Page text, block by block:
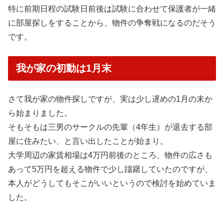
特に前期日程の試験日前後は試験に合わせて保護者が一緒
に部屋探しをすることから、物件の争奪戦になるのだそう
です。
我が家の初動は1月末
さて我が家の物件探しですが、実は少し遅めの1月の末か
ら始まりました。
そもそもは三男のサークルの先輩（4年生）が退去する部
屋に住みたい、と言い出したことが始まり。
大学周辺の家賃相場は4万円前後のところ、物件の広さも
あって5万円を超える物件で少し躊躇していたのですが、
本人がどうしてもそこがいいというので検討を始めていま
した。